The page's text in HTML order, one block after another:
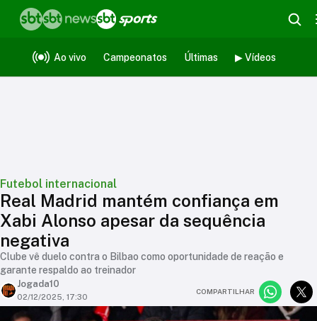
Ao vivo Campeonatos Últimas ▶ Vídeos
Futebol internacional
Real Madrid mantém confiança em
Xabi Alonso apesar da sequência
negativa
Clube vê duelo contra o Bilbao como oportunidade de reação e
garante respaldo ao treinador
Jogada10
02/12/2025, 17:30
COMPARTILHAR